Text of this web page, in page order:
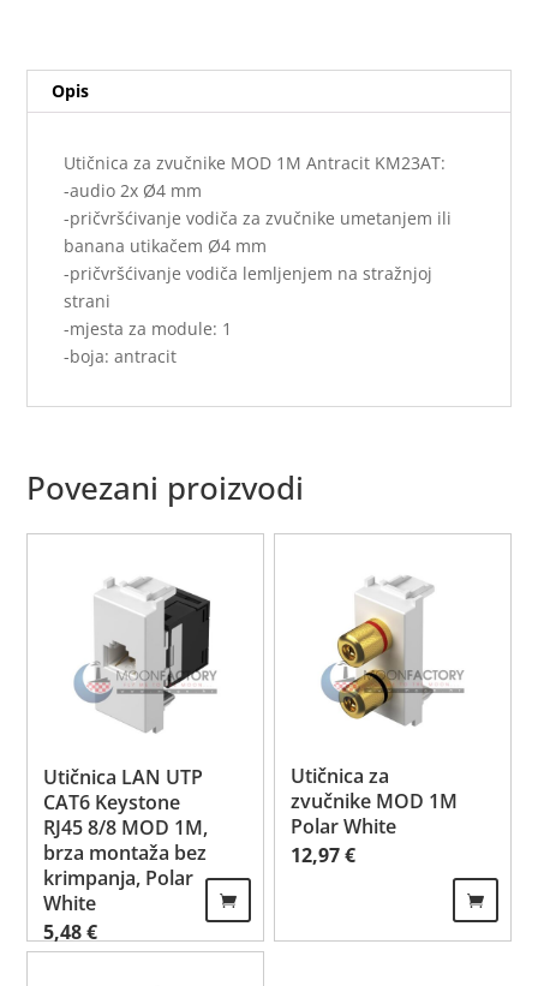
Opis
Utičnica za zvučnike MOD 1M Antracit KM23AT:
-audio 2x Ø4 mm
-pričvršćivanje vodiča za zvučnike umetanjem ili
banana utikačem Ø4 mm
-pričvršćivanje vodiča lemljenjem na stražnjoj
strani
-mjesta za module: 1
-boja: antracit
Povezani proizvodi
Utičnica LAN UTP
CAT6 Keystone
RJ45 8/8 MOD 1M,
brza montaža bez
krimpanja, Polar
White
5,48€
Utičnica za
zvučnike MOD 1M
Polar White
12,97€